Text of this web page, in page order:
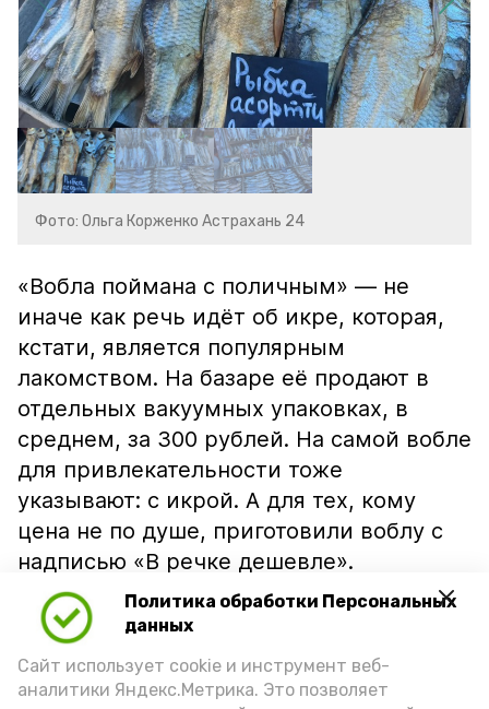
Политика обработки Персональных
данных
Сайт использует cookie и инструмент веб-
аналитики Яндекс.Метрика. Это позволяет
Фото: Ольга Корженко Астрахань 24
«Вобла поймана с поличным» — не
иначе как речь идёт об икре, которая,
кстати, является популярным
лакомством. На базаре её продают в
отдельных вакуумных упаковках, в
среднем, за 300 рублей. На самой вобле
для привлекательности тоже
указывают: с икрой. А для тех, кому
цена не по душе, приготовили воблу с
надписью «В речке дешевле».